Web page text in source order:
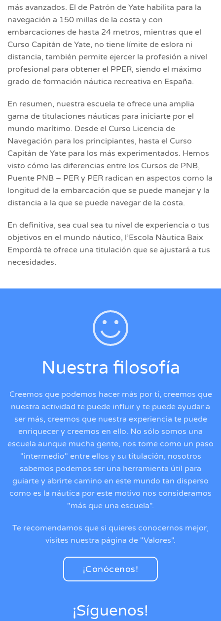
más avanzados. El de Patrón de Yate habilita para la
navegación a 150 millas de la costa y con
embarcaciones de hasta 24 metros, mientras que el
Curso Capitán de Yate, no tiene límite de eslora ni
distancia, también permite ejercer la profesión a nivel
profesional para obtener el PPER, siendo el máximo
grado de formación náutica recreativa en España.
En resumen, nuestra escuela te ofrece una amplia
gama de titulaciones náuticas para iniciarte por el
mundo marítimo. Desde el Curso Licencia de
Navegación para los principiantes, hasta el Curso
Capitán de Yate para los más experimentados. Hemos
visto cómo las diferencias entre los Cursos de PNB,
Puente PNB – PER y PER radican en aspectos como la
longitud de la embarcación que se puede manejar y la
distancia a la que se puede navegar de la costa.
En definitiva, sea cual sea tu nivel de experiencia o tus
objetivos en el mundo náutico, l’Escola Nàutica Baix
Empordà te ofrece una titulación que se ajustará a tus
necesidades.
Nuestra filosofía
Creemos que podemos hacer más por ti, creemos que
nuestra actividad te puede influir y te puede ayudar a
ser más, creemos que nuestra experiencia te puede
enriquecer y creemos en ello. No sólo somos una
escuela aunque mucha gente, nos tome como un paso
"intermedio" entre ellos y su titulación, nosotros
sabemos podemos ser una herramienta útil para
guiarte y abrirte camino en este mundo tan disperso
como es la náutica por este motivo nos consideramos
"más que una escuela".
Te recomendamos que si quieres conocernos mejor,
visites nuestra página de "Valores".
¡Conócenos!
¡Síguenos!